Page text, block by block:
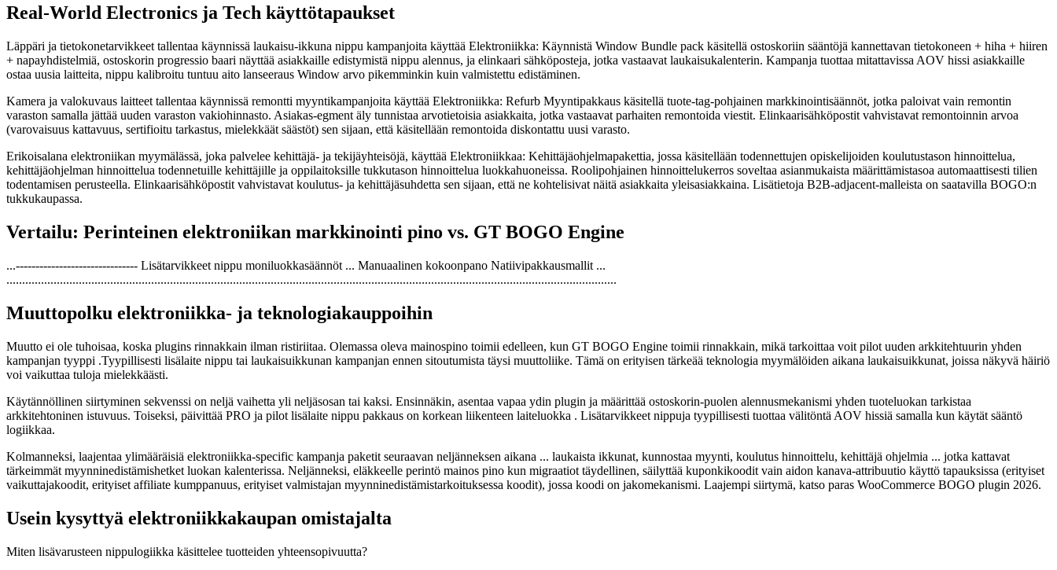
Real-World Electronics ja Tech käyttötapaukset
Läppäri ja tietokonetarvikkeet tallentaa käynnissä laukaisu-ikkuna nippu kampanjoita käyttää Elektroniikka: Käynnistä Window Bundle pack käsitellä ostoskoriin sääntöjä kannettavan tietokoneen + hiha + hiiren
+ napayhdistelmiä, ostoskorin progressio baari näyttää asiakkaille edistymistä nippu alennus, ja elinkaari sähköposteja, jotka vastaavat laukaisukalenterin. Kampanja tuottaa mitattavissa AOV hissi asiakkaille
ostaa uusia laitteita, nippu kalibroitu tuntuu aito lanseeraus Window arvo pikemminkin kuin valmistettu edistäminen.
Kamera ja valokuvaus laitteet tallentaa käynnissä remontti myyntikampanjoita käyttää Elektroniikka: Refurb Myyntipakkaus käsitellä tuote-tag-pohjainen markkinointisäännöt, jotka paloivat vain remontin
varaston samalla jättää uuden varaston vakiohinnasto. Asiakas-egment äly tunnistaa arvotietoisia asiakkaita, jotka vastaavat parhaiten remontoida viestit. Elinkaarisähköpostit vahvistavat remontoinnin arvoa
(varovaisuus kattavuus, sertifioitu tarkastus, mielekkäät säästöt) sen sijaan, että käsitellään remontoida diskontattu uusi varasto.
Erikoisalana elektroniikan myymälässä, joka palvelee kehittäjä- ja tekijäyhteisöjä, käyttää Elektroniikkaa: Kehittäjäohjelmapakettia, jossa käsitellään todennettujen opiskelijoiden koulutustason hinnoittelua,
kehittäjäohjelman hinnoittelua todennetuille kehittäjille ja oppilaitoksille tukkutason hinnoittelua luokkahuoneissa. Roolipohjainen hinnoittelukerros soveltaa asianmukaista määrittämistasoa automaattisesti tilien
todentamisen perusteella. Elinkaarisähköpostit vahvistavat koulutus- ja kehittäjäsuhdetta sen sijaan, että ne kohtelisivat näitä asiakkaita yleisasiakkaina. Lisätietoja B2B-adjacent-malleista on saatavilla BOGO:n
tukkukaupassa.
Vertailu: Perinteinen elektroniikan markkinointi pino vs. GT BOGO Engine
...------------------------------- Lisätarvikkeet nippu moniluokkasäännöt ... Manuaalinen kokoonpano Natiivipakkausmallit ...
..................................................................................................................................................................................................
Muuttopolku elektroniikka- ja teknologiakauppoihin
Muutto ei ole tuhoisaa, koska plugins rinnakkain ilman ristiriitaa. Olemassa oleva mainospino toimii edelleen, kun GT BOGO Engine toimii rinnakkain, mikä tarkoittaa voit pilot uuden arkkitehtuurin yhden
kampanjan tyyppi .Tyypillisesti lisälaite nippu tai laukaisuikkunan kampanjan ennen sitoutumista täysi muuttoliike. Tämä on erityisen tärkeää teknologia myymälöiden aikana laukaisuikkunat, joissa näkyvä häiriö
voi vaikuttaa tuloja mielekkäästi.
Käytännöllinen siirtyminen sekvenssi on neljä vaihetta yli neljäsosan tai kaksi. Ensinnäkin, asentaa vapaa ydin plugin ja määrittää ostoskorin-puolen alennusmekanismi yhden tuoteluokan tarkistaa
arkkitehtoninen istuvuus. Toiseksi, päivittää PRO ja pilot lisälaite nippu pakkaus on korkean liikenteen laiteluokka . Lisätarvikkeet nippuja tyypillisesti tuottaa välitöntä AOV hissiä samalla kun käytät sääntö
logiikkaa.
Kolmanneksi, laajentaa ylimääräisiä elektroniikka-specific kampanja paketit seuraavan neljänneksen aikana ... laukaista ikkunat, kunnostaa myynti, koulutus hinnoittelu, kehittäjä ohjelmia ... jotka kattavat
tärkeimmät myynninedistämishetket luokan kalenterissa. Neljänneksi, eläkkeelle perintö mainos pino kun migraatiot täydellinen, säilyttää kuponkikoodit vain aidon kanava-attribuutio käyttö tapauksissa (erityiset
vaikuttajakoodit, erityiset affiliate kumppanuus, erityiset valmistajan myynninedistämistarkoituksessa koodit), jossa koodi on jakomekanismi. Laajempi siirtymä, katso paras WooCommerce BOGO plugin 2026.
Usein kysyttyä elektroniikkakaupan omistajalta
Miten lisävarusteen nippulogiikka käsittelee tuotteiden yhteensopivuutta?